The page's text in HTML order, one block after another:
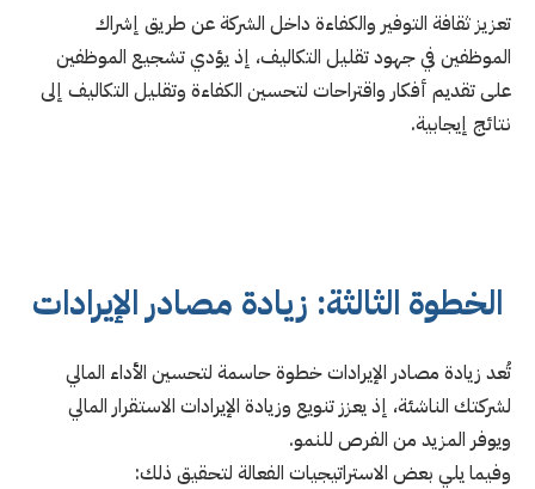
تعزيز ثقافة التوفير والكفاءة داخل الشركة عن طريق إشراك
الموظفين في جهود تقليل التكاليف، إذ يؤدي تشجيع الموظفين
على تقديم أفكار واقتراحات لتحسين الكفاءة وتقليل التكاليف إلى
نتائج إيجابية.
الخطوة الثالثة: زيادة مصادر الإيرادات
تُعد زيادة مصادر الإيرادات خطوة حاسمة لتحسين الأداء المالي
لشركتك الناشئة، إذ يعزز تنويع وزيادة الإيرادات الاستقرار المالي
ويوفر المزيد من الفرص للنمو.
وفيما يلي بعض الاستراتيجيات الفعالة لتحقيق ذلك: